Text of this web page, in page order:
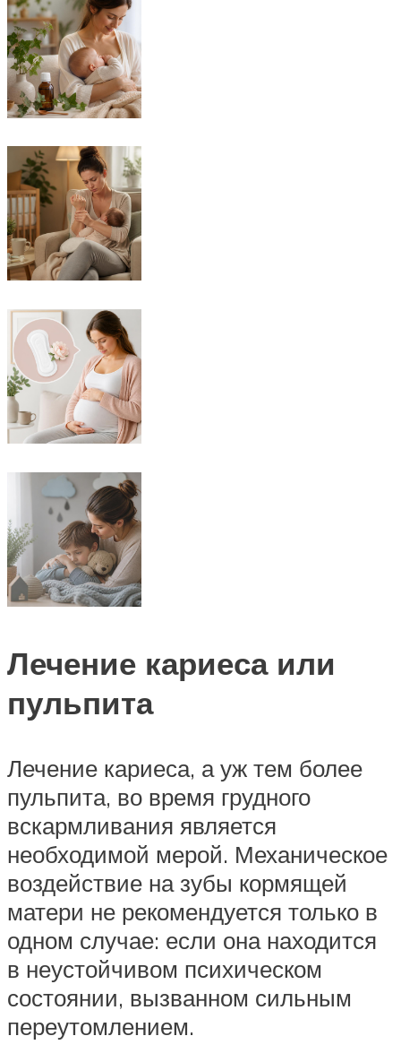
Лечение кариеса или
пульпита
Лечение кариеса, а уж тем более
пульпита, во время грудного
вскармливания является
необходимой мерой. Механическое
воздействие на зубы кормящей
матери не рекомендуется только в
одном случае: если она находится
в неустойчивом психическом
состоянии, вызванном сильным
переутомлением.